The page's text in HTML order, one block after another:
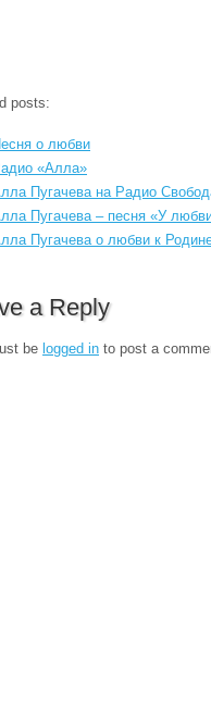
posts:
о любви
«Алла»
Пугачева на Радио
Пугачева – песня «У
Пугачева о любви к
a Reply
be logged in to post a